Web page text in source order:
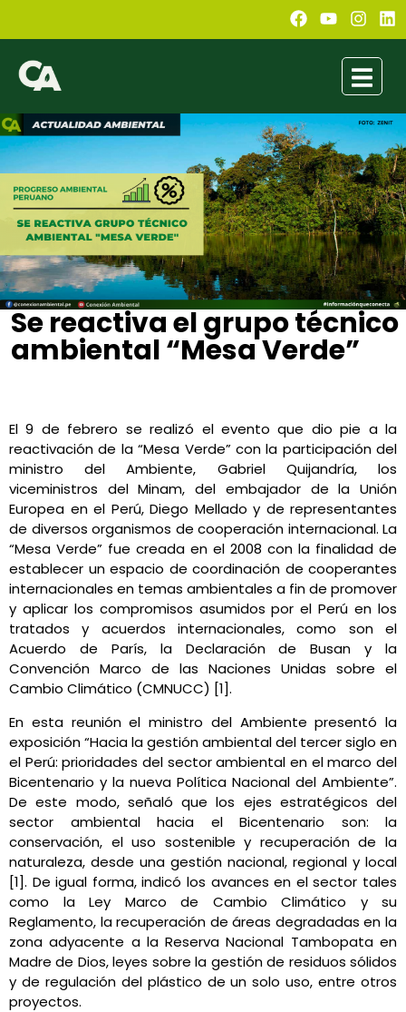
Se reactiva el grupo técnico
ambiental “Mesa Verde”
El 9 de febrero se realizó el evento que dio pie a la
reactivación de la “Mesa Verde” con la participación del
ministro del Ambiente, Gabriel Quijandría, los
viceministros del Minam, del embajador de la Unión
Europea en el Perú, Diego Mellado y de representantes
de diversos organismos de cooperación internacional. La
“Mesa Verde” fue creada en el 2008 con la finalidad de
establecer un espacio de coordinación de cooperantes
internacionales en temas ambientales a fin de promover
y aplicar los compromisos asumidos por el Perú en los
tratados y acuerdos internacionales, como son el
Acuerdo de París, la Declaración de Busan y la
Convención Marco de las Naciones Unidas sobre el
Cambio Climático (CMNUCC) [1].
En esta reunión el ministro del Ambiente presentó la
exposición “Hacia la gestión ambiental del tercer siglo en
el Perú: prioridades del sector ambiental en el marco del
Bicentenario y la nueva Política Nacional del Ambiente”.
De este modo, señaló que los ejes estratégicos del
sector ambiental hacia el Bicentenario son: la
conservación, el uso sostenible y recuperación de la
naturaleza, desde una gestión nacional, regional y local
[1]. De igual forma, indicó los avances en el sector tales
como la Ley Marco de Cambio Climático y su
Reglamento, la recuperación de áreas degradadas en la
zona adyacente a la Reserva Nacional Tambopata en
Madre de Dios, leyes sobre la gestión de residuos sólidos
y de regulación del plástico de un solo uso, entre otros
proyectos.